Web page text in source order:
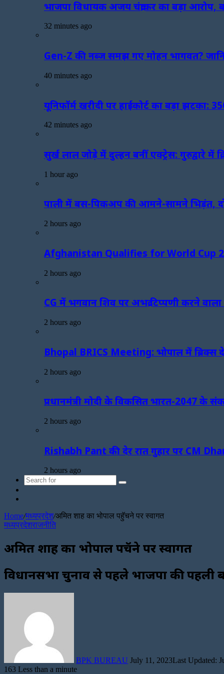
भाजपा विधायक अजय चंद्राकर का बड़ा आरोप,
32 minutes ago
Gen-Z की नब्ज समझ गए मोहन भागवत?
40 minutes ago
यूनिफॉर्म खरीदी पर हाईकोर्ट का बड़ा झटका:
42 minutes ago
सुर्ख लाल जोड़े में दुल्हन बनीं एक्ट्रेस: गुरुद्वारे
1 hour ago
पाली में बस-पिकअप की आमने-सामने भिड़ंत,
2 hours ago
Afghanistan Qualifies for World Cup
2 hours ago
CG में भगवान शिव पर अभद्र टिप्पणी करने वाला
2 hours ago
Bhopal BRICS Meeting: भोपाल में ब्रिक्स
2 hours ago
प्रधानमंत्री मोदी के विकसित भारत-2047 के
2 hours ago
Rishabh Pant की देर रात गुहार पर CM
2 hours ago
Search
Home/मध्यप्रदेश/अमित शाह का भोपाल पहुॅचने पर स्वागत
मध्यप्रदेशराजनीति
अमित शाह का भोपाल पहुॅचने पर स्वागत
विधानसभा चुनाव से पहले भाजपा की पहली
BPK BUREAU July 11, 2023Last Updated:
163 Less than a minute